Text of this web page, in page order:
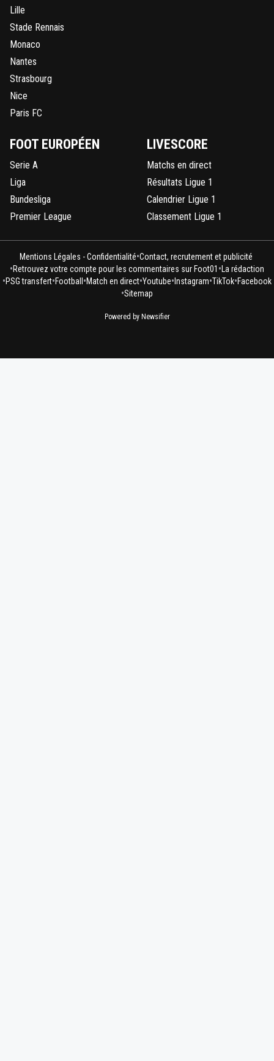
Lille
Stade Rennais
Monaco
Nantes
Strasbourg
Nice
Paris FC
FOOT EUROPÉEN
Serie A
Liga
Bundesliga
Premier League
LIVESCORE
Matchs en direct
Résultats Ligue 1
Calendrier Ligue 1
Classement Ligue 1
Mentions Légales - Confidentialité•Contact, recrutement et publicité
•Retrouvez votre compte pour les commentaires sur Foot01 • La rédaction
•PSG transfert•Football •Match en direct•Youtube• Instagram•TikTok•Facebook
•Sitemap
Powered by Newsifier